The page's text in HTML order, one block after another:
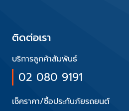
ติดต่อเรา
บริการลูกค้าสัมพันธ์
02 080 9191
เช็คราคา/ซื้อประกันภัยรถยนต์